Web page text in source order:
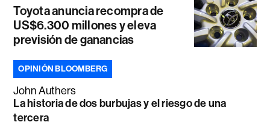
Toyota anuncia recompra de
US$6.300 millones y eleva
previsión de ganancias
OPINIÓN BLOOMBERG
John Authers
La historia de dos burbujas y el riesgo de una
tercera